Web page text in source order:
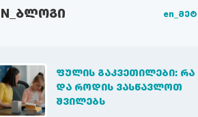
ᲤᲣᲚᲘᲡ ᲒᲐᲙᲕᲔᲗᲘᲚᲔᲑᲘ: ᲠᲐ
ᲓᲐ ᲠᲝᲓᲘᲡ ᲕᲐᲡᲬᲐᲕᲚᲝᲗ
ᲨᲕᲘᲚᲔᲑᲡ